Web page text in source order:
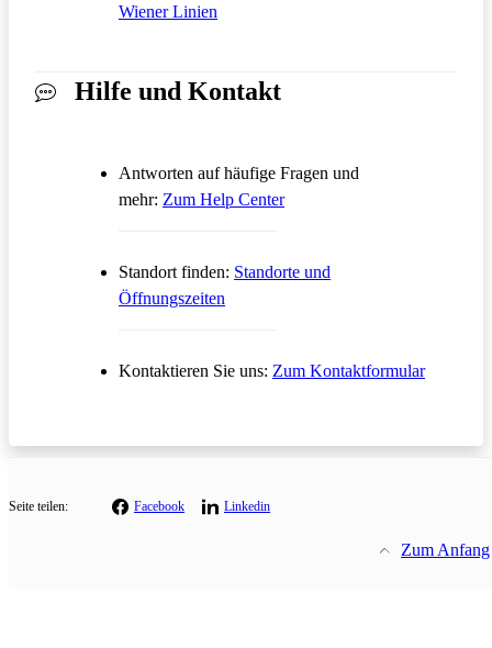
Wiener Linien
Hilfe und Kontakt
Antworten auf häufige Fragen und
mehr: Zum Help CenterÖffnet in einem neuen Tab
Standort finden: Standorte und
Öffnungszeiten
Kontaktieren Sie uns: Zum KontaktformularÖffnet in
Seite teilen: Facebook Linkedin
Zum Anfang